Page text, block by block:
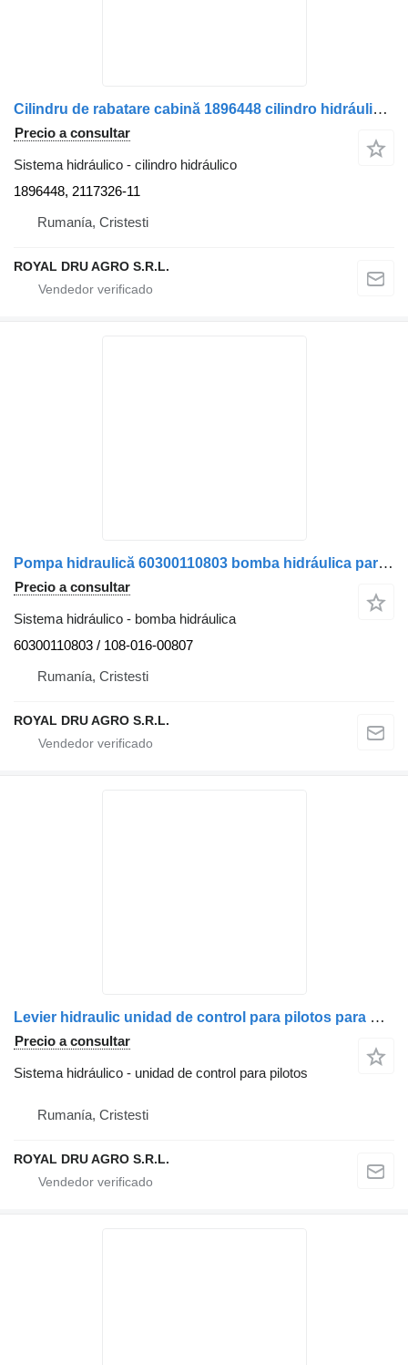
Cilindru de rabatare cabină 1896448 cilindro hidráulico para DAF (Coduri: 1896448, 2117326) camión
Precio a consultar
Sistema hidráulico - cilindro hidráulico
1896448, 2117326-11
Rumanía, Cristesti
ROYAL DRU AGRO S.R.L.
Pompa hidraulică 60300110803 bomba hidráulica para DAF 60300110803 / 108-016-00807 camión
Precio a consultar
Sistema hidráulico - bomba hidráulica
60300110803 / 108-016-00807
Rumanía, Cristesti
ROYAL DRU AGRO S.R.L.
Levier hidraulic unidad de control para pilotos para DAF – 10000171094 (71094) camión
Precio a consultar
Sistema hidráulico - unidad de control para pilotos
Rumanía, Cristesti
ROYAL DRU AGRO S.R.L.